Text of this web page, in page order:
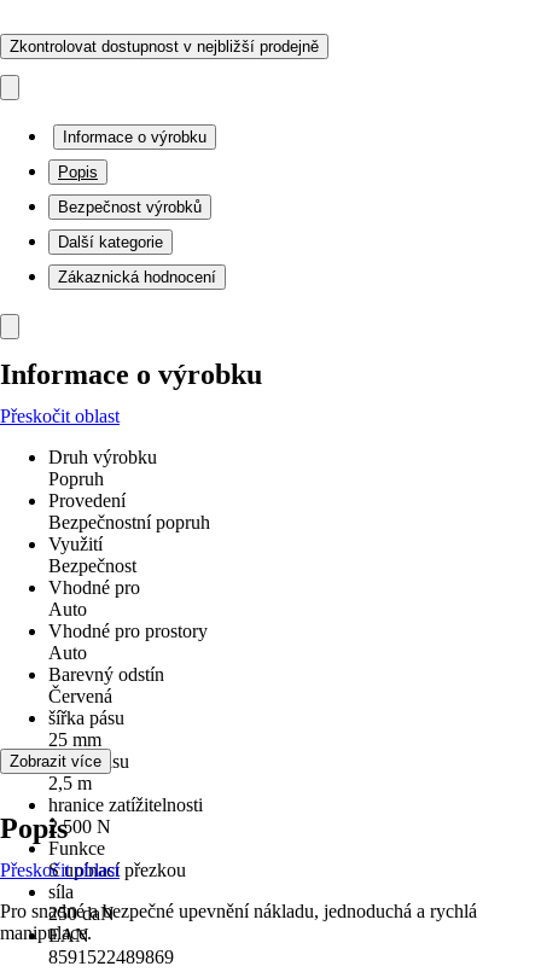
Zkontrolovat dostupnost v nejbližší prodejně
Informace o výrobku
Popis
Bezpečnost výrobků
Další kategorie
Zákaznická hodnocení
Informace o výrobku
Přeskočit oblast
Druh výrobku
Popruh
Provedení
Bezpečnostní popruh
Využití
Bezpečnost
Vhodné pro
Auto
Vhodné pro prostory
Auto
Barevný odstín
Červená
šířka pásu
25 mm
délka pásu
2,5 m
hranice zatížitelnosti
2 500 N
Funkce
S upínací přezkou
síla
250 daN
EAN
8591522489869
Zobrazit více
Popis
Přeskočit oblast
Pro snadné a bezpečné upevnění nákladu, jednoduchá a rychlá
manipulace.